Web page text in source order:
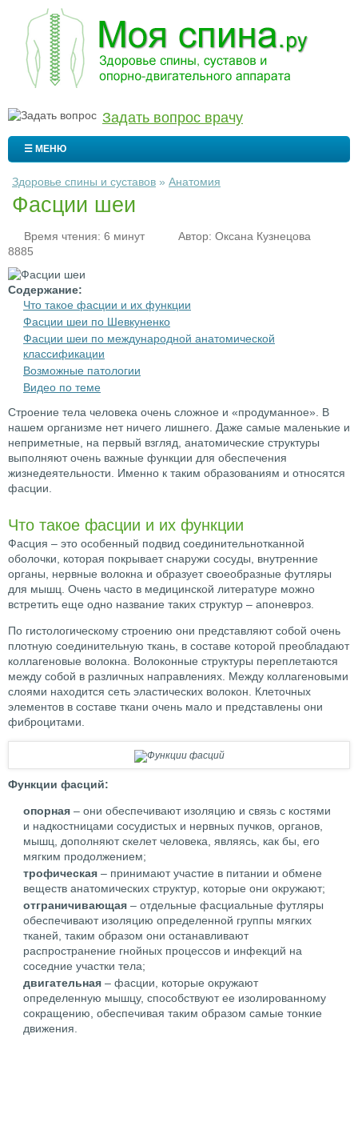
Задать вопрос врачу
☰ МЕНЮ
Здоровье спины и суставов » Анатомия
Фасции шеи
Время чтения: 6 минут Автор: Оксана Кузнецова
8885
Содержание:
Что такое фасции и их функции
Фасции шеи по Шевкуненко
Фасции шеи по международной анатомической
классификации
Возможные патологии
Видео по теме
Строение тела человека очень сложное и «продуманное». В
нашем организме нет ничего лишнего. Даже самые маленькие и
неприметные, на первый взгляд, анатомические структуры
выполняют очень важные функции для обеспечения
жизнедеятельности. Именно к таким образованиям и относятся
фасции.
Что такое фасции и их функции
Фасция – это особенный подвид соединительнотканной
оболочки, которая покрывает снаружи сосуды, внутренние
органы, нервные волокна и образует своеобразные футляры
для мышц. Очень часто в медицинской литературе можно
встретить еще одно название таких структур – апоневроз.
По гистологическому строению они представляют собой очень
плотную соединительную ткань, в составе которой преобладают
коллагеновые волокна. Волоконные структуры переплетаются
между собой в различных направлениях. Между коллагеновыми
слоями находится сеть эластических волокон. Клеточных
элементов в составе ткани очень мало и представлены они
фиброцитами.
Функции фасций:
опорная – они обеспечивают изоляцию и связь с костями
и надкостницами сосудистых и нервных пучков, органов,
мышц, дополняют скелет человека, являясь, как бы, его
мягким продолжением;
трофическая – принимают участие в питании и обмене
веществ анатомических структур, которые они окружают;
отграничивающая – отдельные фасциальные футляры
обеспечивают изоляцию определенной группы мягких
тканей, таким образом они останавливают
распространение гнойных процессов и инфекций на
соседние участки тела;
двигательная – фасции, которые окружают
определенную мышцу, способствуют ее изолированному
сокращению, обеспечивая таким образом самые тонкие
движения.